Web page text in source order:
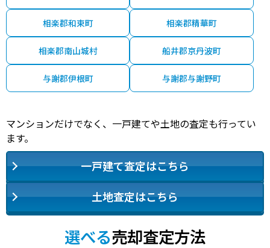
相楽郡和束町 相楽郡精華町
相楽郡南山城村 船井郡京丹波町
与謝郡伊根町 与謝郡与謝野町
マンションだけでなく、一戸建てや土地の査定も行ってい
ます。
一戸建て査定はこちら
土地査定はこちら
選べる売却査定方法